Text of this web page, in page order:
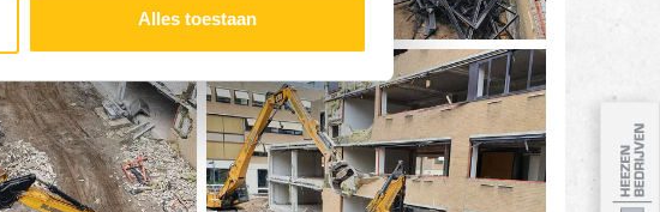
Alles toestaan